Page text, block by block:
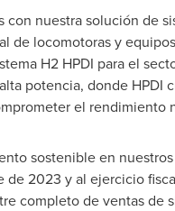
nuestra solución de
locomotoras y
H2 HPDI para el
potencia, donde HPDI
el rendimiento
sostenible en
2023 y al ejercicio
completo de ventas de